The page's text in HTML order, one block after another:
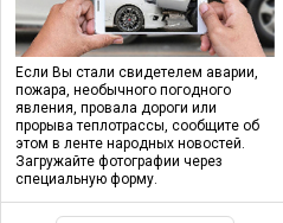
Если Вы стали свидетелем аварии,
пожара, необычного погодного
явления, провала дороги или
прорыва теплотрассы, сообщите об
этом в ленте народных новостей.
Загружайте фотографии через
специальную форму.